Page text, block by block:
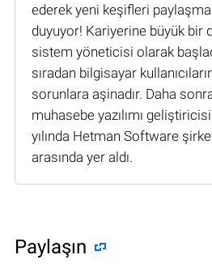
ederek yeni keşifleri
duyuyor! Kariyerine büyük bir
sistem yöneticisi olarak
sıradan bilgisayar
sorunlara aşinadır. Daha
muhasebe yazılımı
yılında Hetman Software
arasında yer aldı.
Paylaşın